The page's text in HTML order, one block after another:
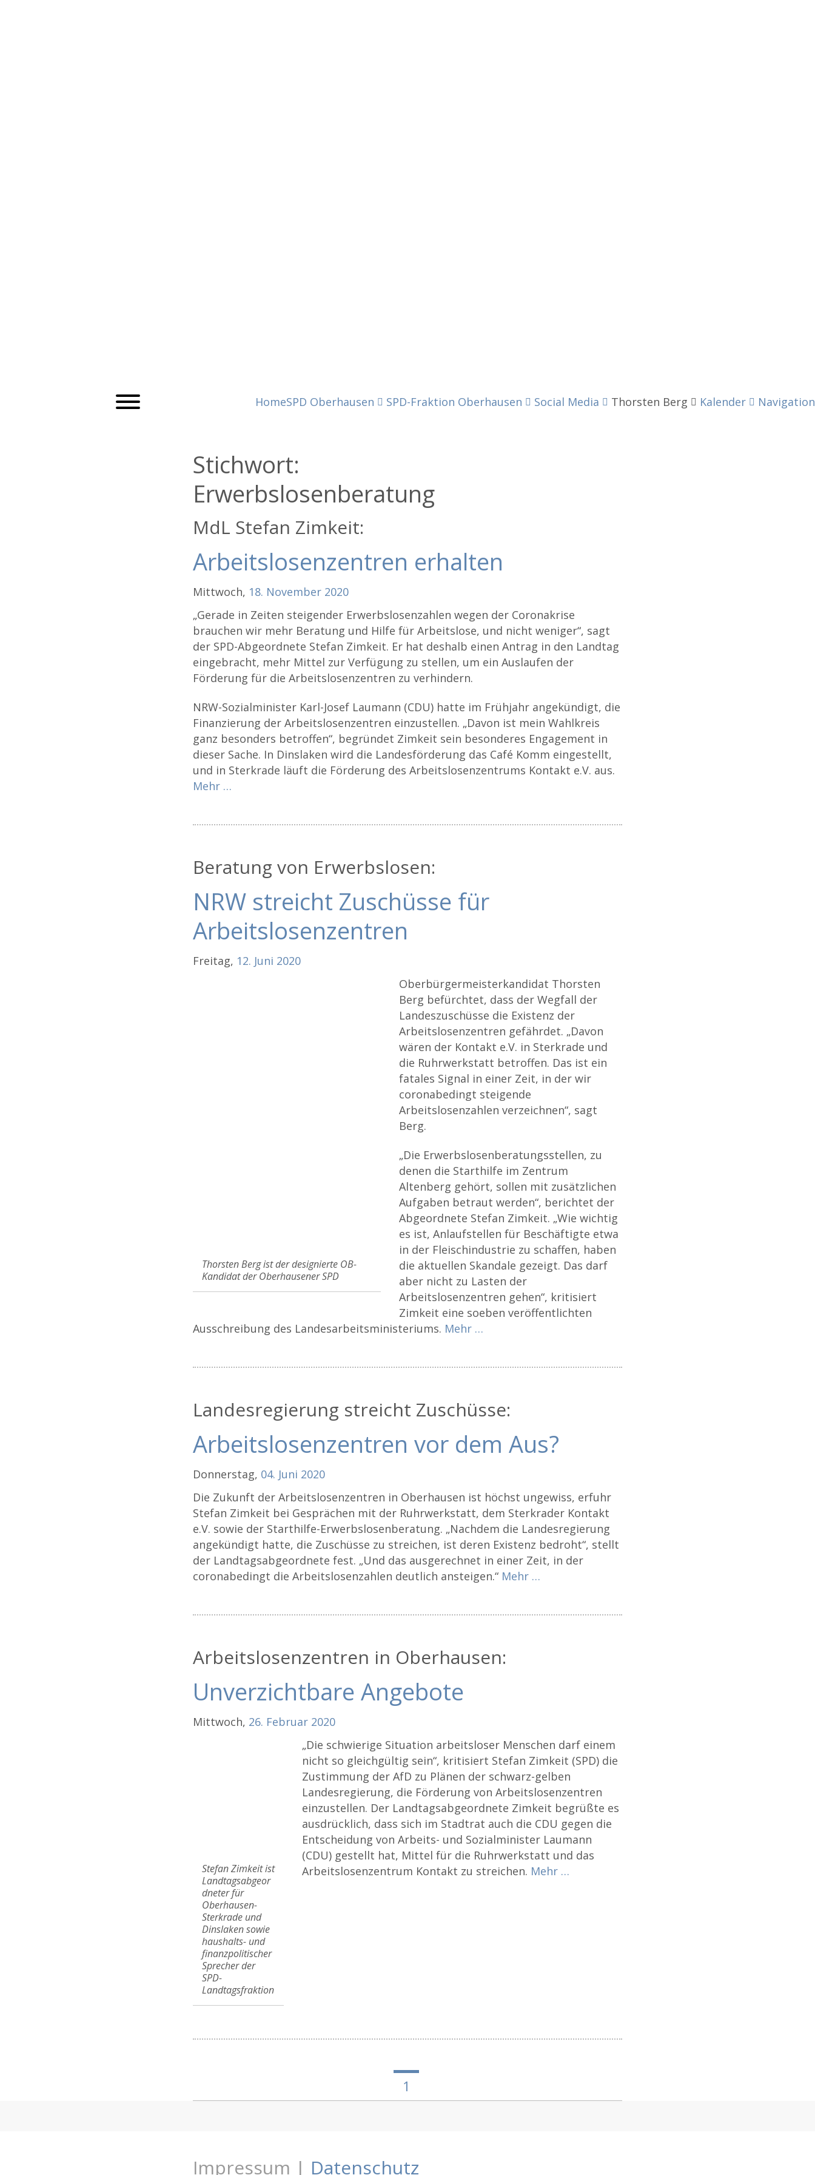
HomeSPD Oberhausen SPD-Fraktion Oberhausen Social Media Thorsten Berg Kalender Navigation
Stichwort:
Erwerbslosenberatung
MdL Stefan Zimkeit:
Arbeitslosenzentren erhalten
Mittwoch, 18. November 2020
„Gerade in Zeiten steigender Erwerbslosenzahlen wegen der Coronakrise
brauchen wir mehr Beratung und Hilfe für Arbeitslose, und nicht weniger“, sagt
der SPD-Abgeordnete Stefan Zimkeit. Er hat deshalb einen Antrag in den Landtag
eingebracht, mehr Mittel zur Verfügung zu stellen, um ein Auslaufen der
Förderung für die Arbeitslosenzentren zu verhindern.
NRW-Sozialminister Karl-Josef Laumann (CDU) hatte im Frühjahr angekündigt, die
Finanzierung der Arbeitslosenzentren einzustellen. „Davon ist mein Wahlkreis
ganz besonders betroffen“, begründet Zimkeit sein besonderes Engagement in
dieser Sache. In Dinslaken wird die Landesförderung das Café Komm eingestellt,
und in Sterkrade läuft die Förderung des Arbeitslosenzentrums Kontakt e.V. aus.
Mehr …
Beratung von Erwerbslosen:
NRW streicht Zuschüsse für
Arbeitslosenzentren
Freitag, 12. Juni 2020
Thorsten Berg ist der designierte OB-
Kandidat der Oberhausener SPD
Oberbürgermeisterkandidat Thorsten
Berg befürchtet, dass der Wegfall der
Landeszuschüsse die Existenz der
Arbeitslosenzentren gefährdet. „Davon
wären der Kontakt e.V. in Sterkrade und
die Ruhrwerkstatt betroffen. Das ist ein
fatales Signal in einer Zeit, in der wir
coronabedingt steigende
Arbeitslosenzahlen verzeichnen“, sagt
Berg.
„Die Erwerbslosenberatungsstellen, zu
denen die Starthilfe im Zentrum
Altenberg gehört, sollen mit zusätzlichen
Aufgaben betraut werden“, berichtet der
Abgeordnete Stefan Zimkeit. „Wie wichtig
es ist, Anlaufstellen für Beschäftigte etwa
in der Fleischindustrie zu schaffen, haben
die aktuellen Skandale gezeigt. Das darf
aber nicht zu Lasten der
Arbeitslosenzentren gehen“, kritisiert
Zimkeit eine soeben veröffentlichten
Ausschreibung des Landesarbeitsministeriums. Mehr …
Landesregierung streicht Zuschüsse:
Arbeitslosenzentren vor dem Aus?
Donnerstag, 04. Juni 2020
Die Zukunft der Arbeitslosenzentren in Oberhausen ist höchst ungewiss, erfuhr
Stefan Zimkeit bei Gesprächen mit der Ruhrwerkstatt, dem Sterkrader Kontakt
e.V. sowie der Starthilfe-Erwerbslosenberatung. „Nachdem die Landesregierung
angekündigt hatte, die Zuschüsse zu streichen, ist deren Existenz bedroht“, stellt
der Landtagsabgeordnete fest. „Und das ausgerechnet in einer Zeit, in der
coronabedingt die Arbeitslosenzahlen deutlich ansteigen.“ Mehr …
Arbeitslosenzentren in Oberhausen:
Unverzichtbare Angebote
Mittwoch, 26. Februar 2020
Stefan Zimkeit ist
Landtagsabgeor
dneter für
Oberhausen-
Sterkrade und
Dinslaken sowie
haushalts- und
finanzpolitischer
Sprecher der
SPD-
Landtagsfraktion
„Die schwierige Situation arbeitsloser Menschen darf einem
nicht so gleichgültig sein“, kritisiert Stefan Zimkeit (SPD) die
Zustimmung der AfD zu Plänen der schwarz-gelben
Landesregierung, die Förderung von Arbeitslosenzentren
einzustellen. Der Landtagsabgeordnete Zimkeit begrüßte es
ausdrücklich, dass sich im Stadtrat auch die CDU gegen die
Entscheidung von Arbeits- und Sozialminister Laumann
(CDU) gestellt hat, Mittel für die Ruhrwerkstatt und das
Arbeitslosenzentrum Kontakt zu streichen. Mehr …
1
Impressum | Datenschutz